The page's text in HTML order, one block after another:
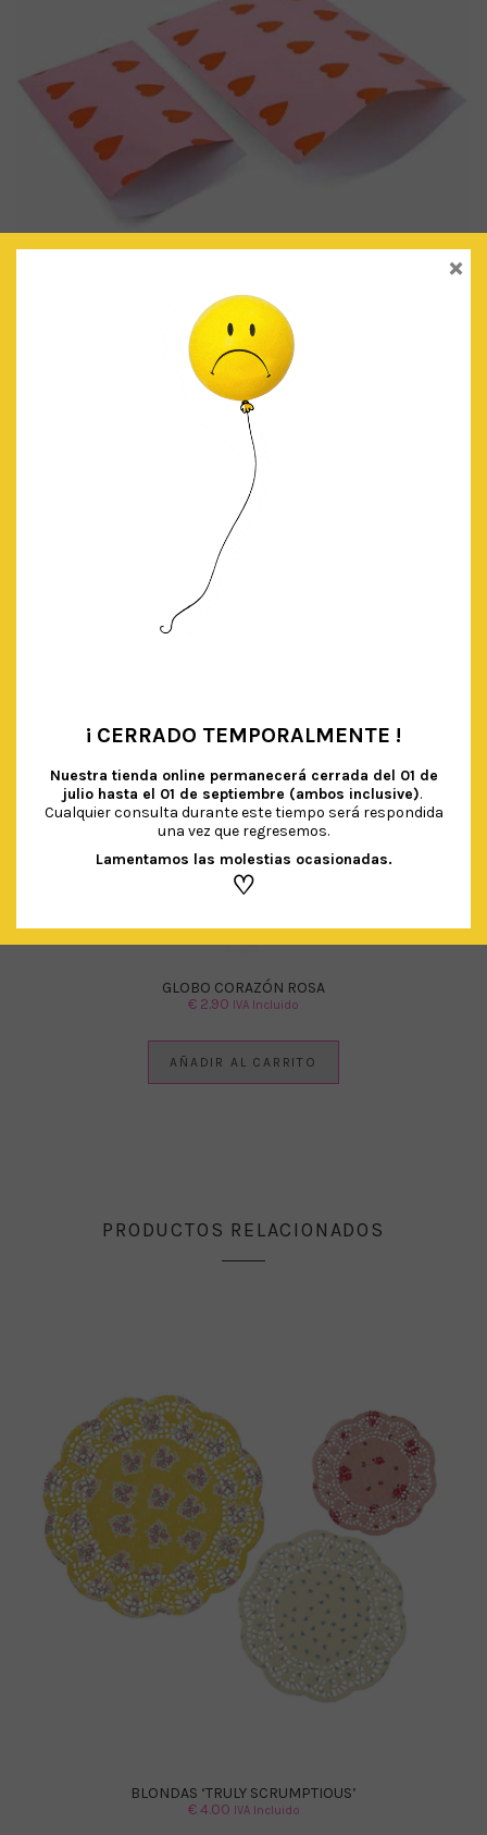
BOLSAS DE PAPEL ROSA CORAZONES
€0.50 IVA Incluido
AÑADIR AL CARRITO
GLOBO CORAZÓN ROSA
€ 2.90 IVA Incluido
AÑADIR AL CARRITO
PRODUCTOS RELACIONADOS
BLONDAS ‘TRULY SCRUMPTIOUS’
€4.00 IVA Incluido
¡ CERRADO TEMPORALMENTE !
Nuestra tienda online permanecerá cerrada del 01 de
julio hasta el 01 de septiembre (ambos inclusive).
Cualquier consulta durante este tiempo será respondida
una vez que regresemos.
Lamentamos las molestias ocasionadas.
♡
×